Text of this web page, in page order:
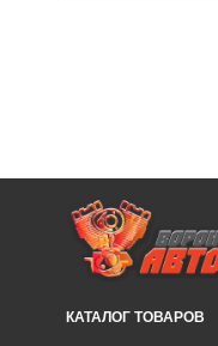
КАТАЛОГ ТОВАРОВ